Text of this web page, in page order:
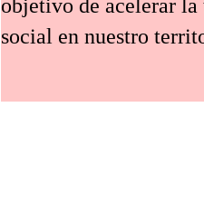
objetivo de acelerar
social en nuestro